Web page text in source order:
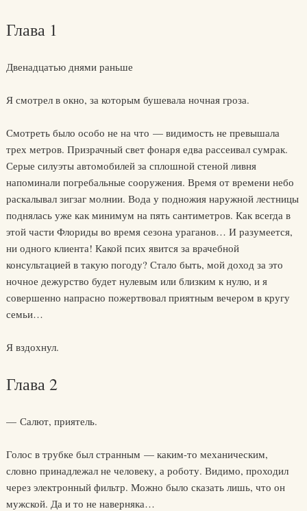
Глава 1
Двенадцатью днями раньше
Я смотрел в окно, за которым бушевала ночная гроза.
Смотреть было особо не на что — видимость не превышала
трех метров. Призрачный свет фонаря едва рассеивал сумрак.
Серые силуэты автомобилей за сплошной стеной ливня
напоминали погребальные сооружения. Время от времени небо
раскалывал зигзаг молнии. Вода у подножия наружной лестницы
поднялась уже как минимум на пять сантиметров. Как всегда в
этой части Флориды во время сезона ураганов… И разумеется,
ни одного клиента! Какой псих явится за врачебной
консультацией в такую погоду? Стало быть, мой доход за это
ночное дежурство будет нулевым или близким к нулю, и я
совершенно напрасно пожертвовал приятным вечером в кругу
семьи…
Я вздохнул.
Глава 2
— Салют, приятель.
Голос в трубке был странным — каким-то механическим,
словно принадлежал не человеку, а роботу. Видимо, проходил
через электронный фильтр. Можно было сказать лишь, что он
мужской. Да и то не наверняка…